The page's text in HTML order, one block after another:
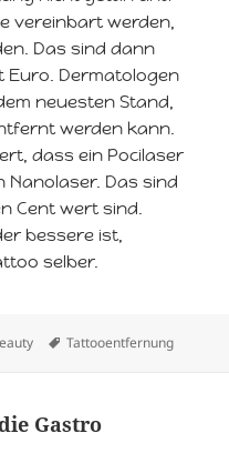
vereinbart werden,
Das sind dann
Euro. Dermatologen
neuesten Stand,
werden kann.
dass ein Pocilaser
Nanolaser. Das sind
Cent wert sind.
bessere ist,
selber.
Schlagwörter
Tattooentfernung
Gastro